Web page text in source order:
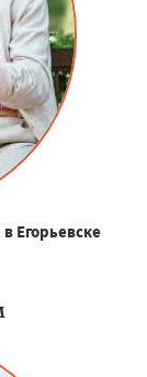
Егорьевске